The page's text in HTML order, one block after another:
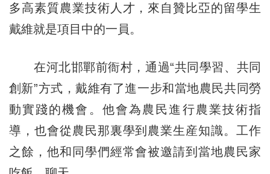
多高素質農業技術人才，來自贊比亞的留學生
戴維就是項目中的一員。
在河北邯鄲前衙村，通過“共同學習、共同
創新”方式，戴維有了進一步和當地農民共同勞
動實踐的機會。他會為農民進行農業技術指
導，也會從農民那裏學到農業生産知識。工作
之餘，他和同學們經常會被邀請到當地農民家